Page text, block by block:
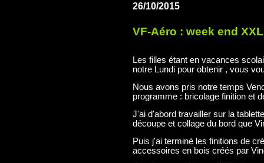
26/10/2015
VF-Aéro : week end
Les filles étant en vacances
notre Lundi pour obtenir , vous
Nous avons pris notre temps
programme : bricolage finition et
J'ai d'abord travailler sur la
découpe et collage du bord que
Puis j'ai terminé les finitions de
accessoires en bois créés par